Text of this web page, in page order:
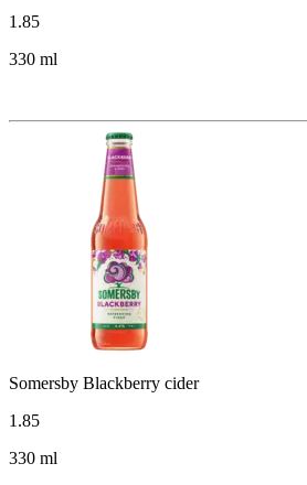
1.85
330 ml
Somersby Blackberry cider
1.85
330 ml